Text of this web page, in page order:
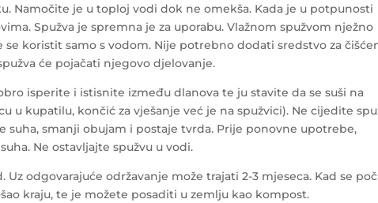
Namočite je u toploj vodi dok ne omekša. Kada je u potpunosti
Spužva je spremna je za uporabu. Vlažnom spužvom nježno
koristit samo s vodom. Nije potrebno dodati sredstvo za
će pojačati njegovo djelovanje.
isperite i istisnite između dlanova te ju stavite da se suši na
u kupatilu, končić za vješanje već je na spužvici). Ne cijedite
suha, smanji obujam i postaje tvrda. Prije ponovne upotrebe,
Ne ostavljajte spužvu u vodi.
Uz odgovarajuće održavanje može trajati 2-3 mjeseca. Kad se
kraju, te je možete posaditi u zemlju kao kompost.